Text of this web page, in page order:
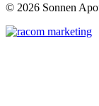
© 2026 Sonnen